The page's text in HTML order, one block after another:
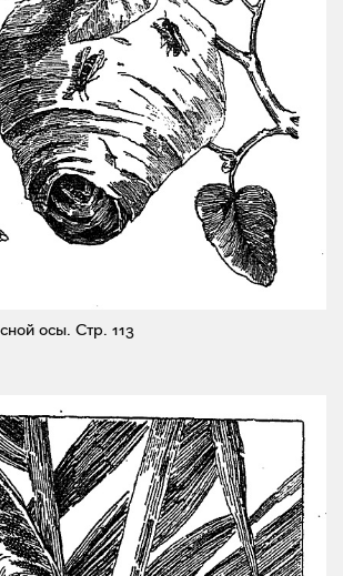
осы. Стр. 113